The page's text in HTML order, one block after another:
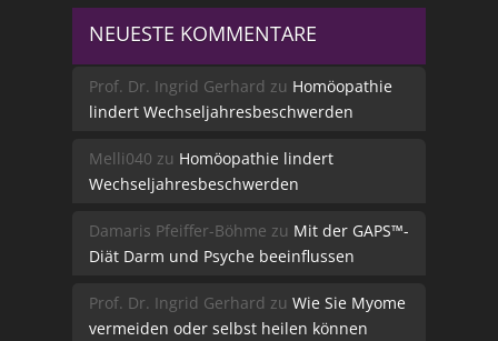
NEUESTE KOMMENTARE
Prof. Dr. Ingrid Gerhard zu Homöopathie
lindert Wechseljahresbeschwerden
Melli040 zu Homöopathie lindert
Wechseljahresbeschwerden
Damaris Pfeiffer-Böhme zu Mit der GAPS™-
Diät Darm und Psyche beeinflussen
Prof. Dr. Ingrid Gerhard zu Wie Sie Myome
vermeiden oder selbst heilen können